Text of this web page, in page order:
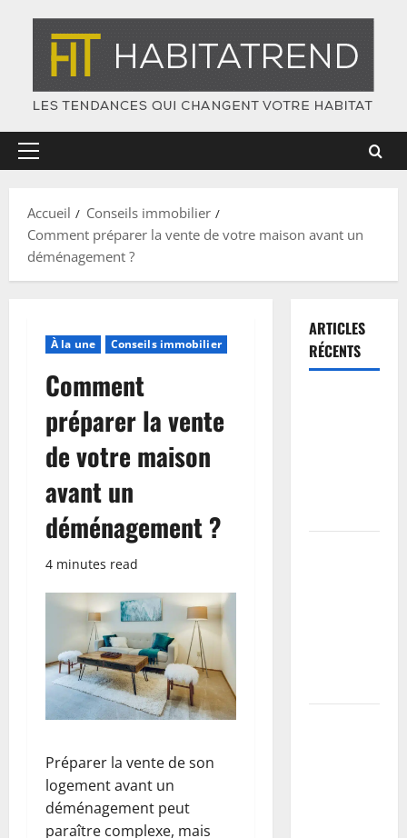
content
Primary
Accueil
Conseils immobilier
Comment préparer la vente de votre maison avant un
déménagement ?
À la une Conseils immobilier
Comment
préparer la vente
de votre maison
avant un
déménagement ?
4 minutes read
Préparer la vente de son
logement avant un
déménagement peut
paraître complexe, mais
ARTICLES
RÉCENTS